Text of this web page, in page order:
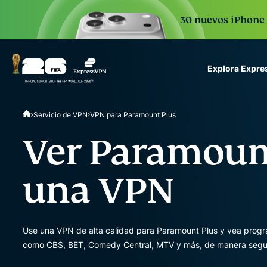
30 nuevos
Explora
VPN protection for
scale.
Servicio de VPN VPN para Paramount Plus
Ver
una VPN
Use una VPN de alta calidad para Paramount Plus y vea
como CBS, BET, Comedy Central, MTV y más, de manera